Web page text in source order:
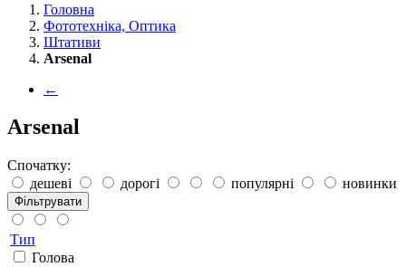
Головна
Фототехніка, Оптика
Штативи
Arsenal
←
Arsenal
Спочатку:
дешеві
дорогі популярні новинки
Фільтрувати
Тип
Голова